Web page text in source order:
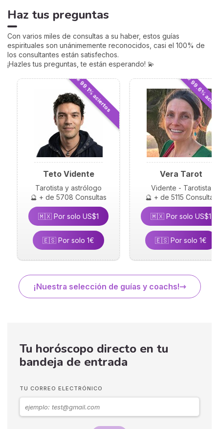
zodiacal y en cómo te
relacionas con los demás.
fascinante aspecto de la
astrología y empieza a ver
tu horóscopo desde una
perspectiva renovada.
Haz tus preguntas
Con varios miles de consultas a su haber, estos guías
espirituales son unánimemente reconocidos, casi el 100% de
los consultantes están satisfechos.
¡Hazles tus preguntas, te están esperando! 💫
⭐ 99.1% aciertos
Teto Vidente
Tarotista y astrólogo
🔮 + de 5708 Consultas
🇲🇽 Por solo US$1
🇪🇸 Por solo 1€
⭐ 99.6%
Vera Tarot
Vidente - Tarotista
🔮 + de 5115 Consultas
🇲🇽 Por solo US$1
🇪🇸 Por solo 1€
¡Nuestra selección de guías y coachs!
Tu horóscopo directo en tu
bandeja de entrada
TU CORREO ELECTRÓNICO